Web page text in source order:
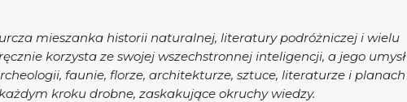
mieszanka historii naturalnej, literatury podróżniczej i wielu
korzysta ze swojej wszechstronnej inteligencji, a jego umysł
faunie, florze, architekturze, sztuce, literaturze i planach
kroku drobne, zaskakujące okruchy wiedzy.